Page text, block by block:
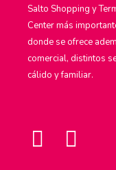
Salto Shopping y
Center más
donde se ofrece
comercial, distintos
cálido y familiar.